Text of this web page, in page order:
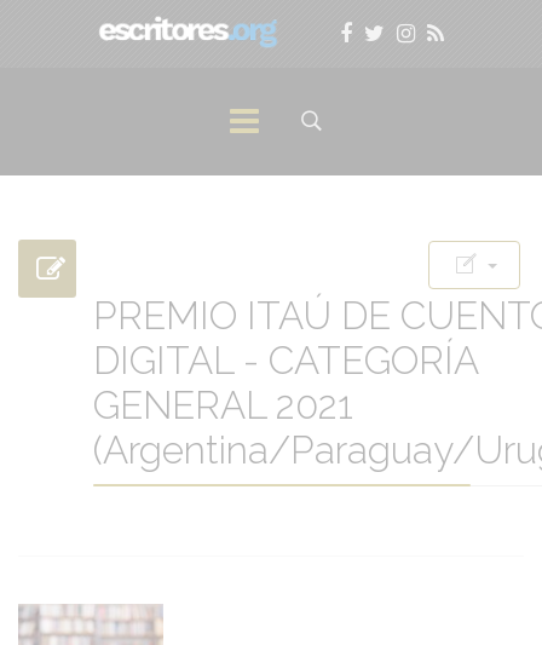
PREMIO ITAÚ DE
DIGITAL - CATEGORÍA
GENERAL 2021
(Argentina/Paraguay/